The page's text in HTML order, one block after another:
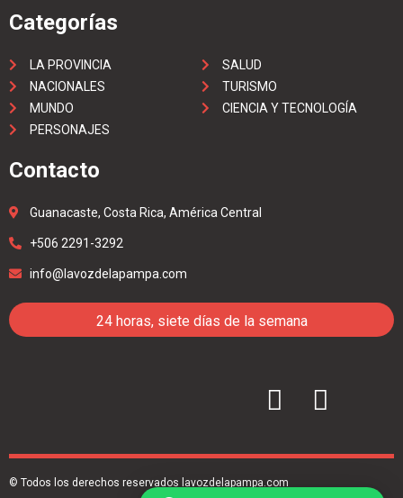
Categorías
LA PROVINCIA
NACIONALES
MUNDO
PERSONAJES
SALUD
TURISMO
CIENCIA Y TECNOLOGÍA
Contacto
Guanacaste, Costa Rica, América Central
+506 2291-3292
info@lavozdelapampa.com
24 horas, siete días de la semana
© Todos los derechos reservados lavozdelapampa.com